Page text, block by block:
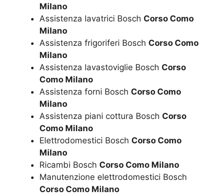
Milano
Assistenza lavatrici Bosch Corso Como
Milano
Assistenza frigoriferi Bosch Corso Como
Milano
Assistenza lavastoviglie Bosch Corso
Como Milano
Assistenza forni Bosch Corso Como
Milano
Assistenza piani cottura Bosch Corso
Como Milano
Elettrodomestici Bosch Corso Como
Milano
Ricambi Bosch Corso Como Milano
Manutenzione elettrodomestici Bosch
Corso Como Milano